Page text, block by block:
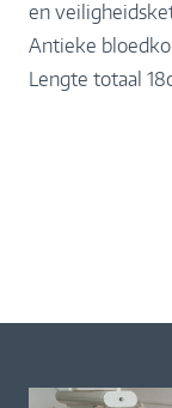
en
Antieke
Lengte totaal